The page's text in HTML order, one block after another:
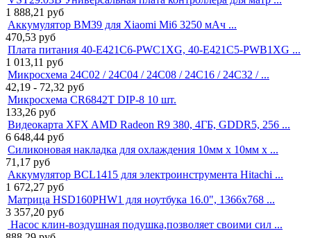
1 888,21 руб
Аккумулятор BM39 для Xiaomi Mi6 3250 мАч ...
470,53 руб
Плата питания 40-E421C6-PWC1XG, 40-E421C5-PWB1XG ...
1 013,11 руб
Микросхема 24C02 / 24C04 / 24C08 / 24C16 / 24C32 / ...
42,19 - 72,32 руб
Микросхема CR6842T DIP-8 10 шт.
133,26 руб
Видеокарта XFX AMD Radeon R9 380, 4ГБ, GDDR5, 256 ...
6 648,44 руб
Силиконовая накладка для охлаждения 10мм x 10мм x ...
71,17 руб
Аккумулятор BCL1415 для электроинструмента Hitachi ...
1 672,27 руб
Матрица HSD160PHW1 для ноутбука 16.0", 1366x768 ...
3 357,20 руб
Насос клин-воздушная подушка,позволяет своими сил ...